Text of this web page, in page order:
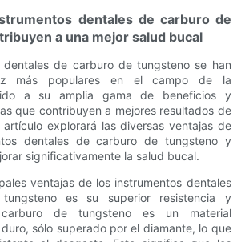
dentales de carburo de
a una mejor salud bucal
dentales de carburo de tungsteno se han
más populares en el campo de la
a su amplia gama de beneficios y
que contribuyen a mejores resultados de
artículo explorará las diversas ventajas de
dentales de carburo de tungsteno y
significativamente la salud bucal.
ventajas de los instrumentos dentales
es su superior resistencia y
de tungsteno es un material
sólo superado por el diamante, lo que